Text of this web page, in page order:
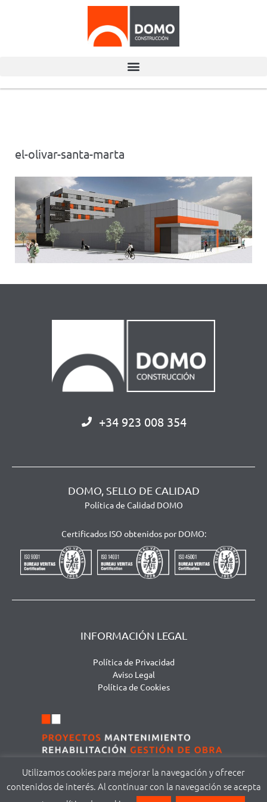
el-olivar-santa-marta
+34 923 008 354
DOMO, SELLO DE CALIDAD
Política de Calidad DOMO
Certificados ISO obtenidos por DOMO:
INFORMACIÓN LEGAL
Política de Privacidad
Aviso Legal
Política de Cookies
DOMA MODUS S.L. | Avda. San Agustín, 111 – local 1 | 37005 Salamanca |
Utilizamos cookies para mejorar la navegación y ofrecer
contenidos de interés. Al continuar con la navegación se acepta